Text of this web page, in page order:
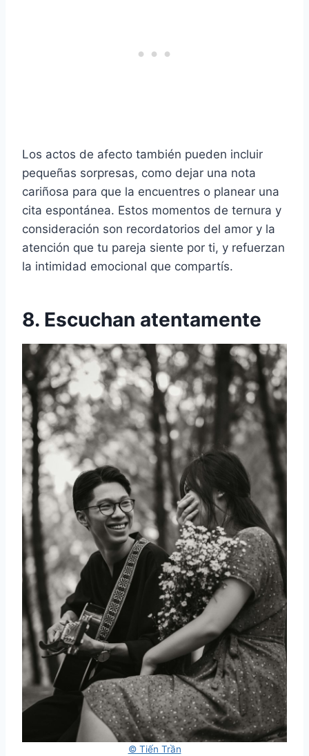
Los actos de afecto también pueden incluir
pequeñas sorpresas, como dejar una nota
cariñosa para que la encuentres o planear una
cita espontánea. Estos momentos de ternura y
consideración son recordatorios del amor y la
atención que tu pareja siente por ti, y refuerzan
la intimidad emocional que compartís.
8. Escuchan atentamente
© Tiến Trần